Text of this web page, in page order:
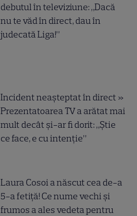
debutul în televiziune: „Dacă
nu te văd în direct, dau în
judecată Liga!”
Incident neașteptat în direct »
Prezentatoarea TV a arătat mai
mult decât și-ar fi dorit: „Știe
ce face, e cu intenție”
Laura Cosoi a născut cea de-a
5-a fetiță! Ce nume vechi și
frumos a ales vedeta pentru